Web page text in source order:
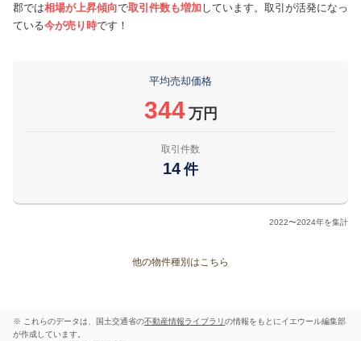
郡では相場が上昇傾向で取引件数も増加しています。取引が活発になっ
ている今が売り時です！
平均売却価格
344 万円
取引件数
14 件
2022〜2024年を集計
他の物件種別はこちら
※ これらのデータは、国土交通省の不動産情報ライブラリの情報をもとにイエウール編集部
が作成しています。